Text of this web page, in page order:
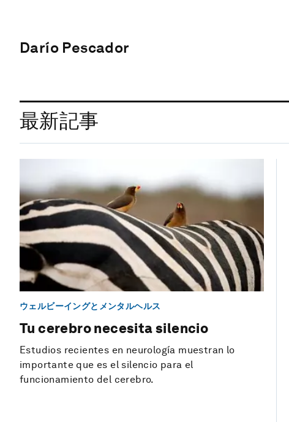
Darío Pescador
最新記事
ウェルビーイングとメンタルヘルス
Tu cerebro necesita silencio
Estudios recientes en neurología muestran lo
importante que es el silencio para el
funcionamiento del cerebro.